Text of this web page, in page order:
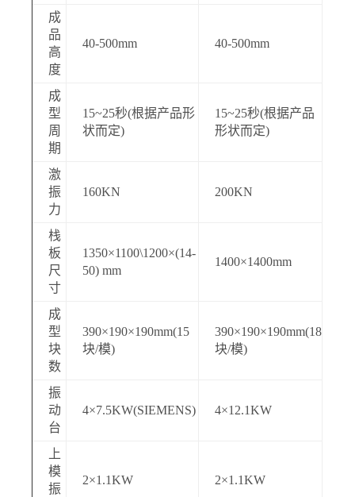
成
品
高
度
40-500mm 40-500mm
成
型
周
期
15~25秒(根据产品形
状而定)
15~25秒(根据产品
形状而定)
激
振
力
160KN 200KN
栈
板
尺
寸
1350×1100\1200×(14-
50) mm
1400×1400mm
成
型
块
数
390×190×190mm(15
块/模)
390×190×190mm(18
块/模)
振
动
台
4×7.5KW(SIEMENS) 4×12.1KW
上
模
振
2×1.1KW 2×1.1KW